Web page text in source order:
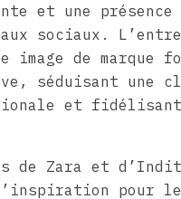
et une
sociaux.
image de marque
séduisant une
et fidélisant
de Zara et
pour